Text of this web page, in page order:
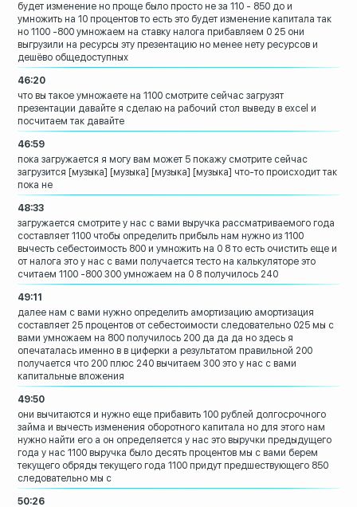
будет изменение но проще было просто не за 110 - 850 до и
умножить на 10 процентов то есть это будет изменение капитала так
но 1100 -800 умножаем на ставку налога прибавляем 0 25 они
выгрузили на ресурсы эту презентацию но менее нету ресурсов и
дешёво общедоступных
46:20
что вы такое умножаете на 1100 смотрите сейчас загрузят
презентации давайте я сделаю на рабочий стол выведу в excel и
посчитаем так давайте
46:59
пока загружается я могу вам может 5 покажу смотрите сейчас
загрузится [музыка] [музыка] [музыка] [музыка] что-то происходит так
пока не
48:33
загружается смотрите у нас с вами выручка рассматриваемого года
составляет 1100 чтобы определить прибыль нам нужно из 1100
вычесть себестоимость 800 и умножить на 0 8 то есть очистить еще и
от налога это у нас с вами получается тесто на калькуляторе это
считаем 1100 -800 300 умножаем на 0 8 получилось 240
49:11
далее нам с вами нужно определить амортизацию амортизация
составляет 25 процентов от себестоимости следовательно 025 мы с
вами умножаем на 800 получилось 200 да да да но здесь я
опечаталась именно в в циферки а результатом правильной 200
получается что 200 плюс 240 вычитаем 300 это у нас с вами
капитальные вложения
49:50
они вычитаются и нужно еще прибавить 100 рублей долгосрочного
займа и вычесть изменения оборотного капитала но для этого нам
нужно найти его а он определяется у нас это выручки предыдущего
года у нас 1100 выручка было десять процентов мы с вами берем
текущего обряды текущего года 1100 придут предшествующего 850
следовательно мы с
50:26